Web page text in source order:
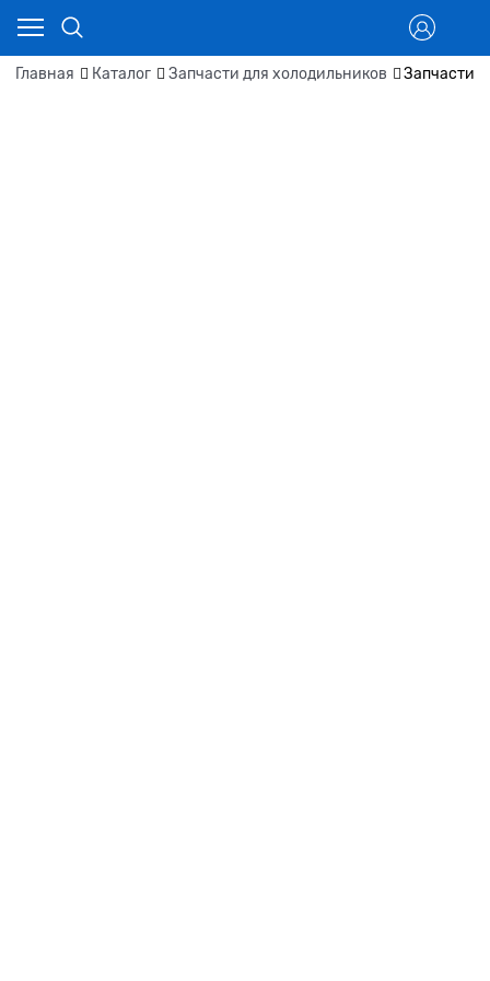
Главная Каталог Запчасти для холодильников Запчасти